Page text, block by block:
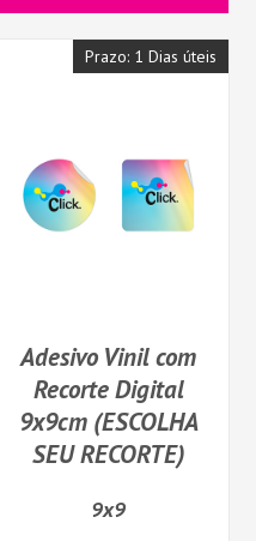
Prazo: 1 Dias úteis
Adesivo Vinil com
Recorte Digital
9x9cm (ESCOLHA
SEU RECORTE)
9x9